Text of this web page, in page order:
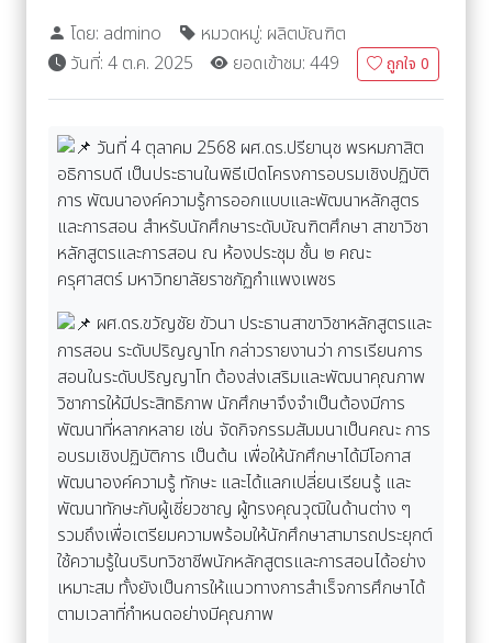
โดย: admino
หมวดหมู่: ผลิตบัณฑิต
วันที่: 4 ต.ค. 2025
ยอดเข้าชม: 449 ถูกใจ 0
วันที่ 4 ตุลาคม 2568 ผศ.ดร.ปรียานุช พรหมภาสิต
อธิการบดี เป็นประธานในพิธีเปิดโครงการอบรมเชิงปฏิบัติ
การ พัฒนาองค์ความรู้การออกแบบและพัฒนาหลักสูตร
และการสอน สำหรับนักศึกษาระดับบัณฑิตศึกษา สาขาวิชา
หลักสูตรและการสอน ณ ห้องประชุม ชั้น ๒ คณะ
ครุศาสตร์ มหาวิทยาลัยราชภัฏกำแพงเพชร
ผศ.ดร.ขวัญชัย ขัวนา ประธานสาขาวิชาหลักสูตรและ
การสอน ระดับปริญญาโท กล่าวรายงานว่า การเรียนการ
สอนในระดับปริญญาโท ต้องส่งเสริมและพัฒนาคุณภาพ
วิชาการให้มีประสิทธิภาพ นักศึกษาจึงจำเป็นต้องมีการ
พัฒนาที่หลากหลาย เช่น จัดกิจกรรมสัมมนาเป็นคณะ การ
อบรมเชิงปฏิบัติการ เป็นต้น เพื่อให้นักศึกษาได้มีโอกาส
พัฒนาองค์ความรู้ ทักษะ และได้แลกเปลี่ยนเรียนรู้ และ
พัฒนาทักษะกับผู้เชี่ยวชาญ ผู้ทรงคุณวุฒิในด้านต่าง ๆ
รวมถึงเพื่อเตรียมความพร้อมให้นักศึกษาสามารถประยุกต์
ใช้ความรู้ในบริบทวิชาชีพนักหลักสูตรและการสอนได้อย่าง
เหมาะสม ทั้งยังเป็นการให้แนวทางการสำเร็จการศึกษาได้
ตามเวลาที่กำหนดอย่างมีคุณภาพ